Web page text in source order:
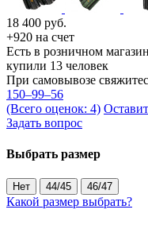
18 400 руб.
+920 на счет
Есть в розничном
купили 13 человек
При самовывозе
150–99–56
(Всего оценок: 4)
Задать вопрос
Выбрать размер
Нет 44/45 46/47
Какой размер выбрать?